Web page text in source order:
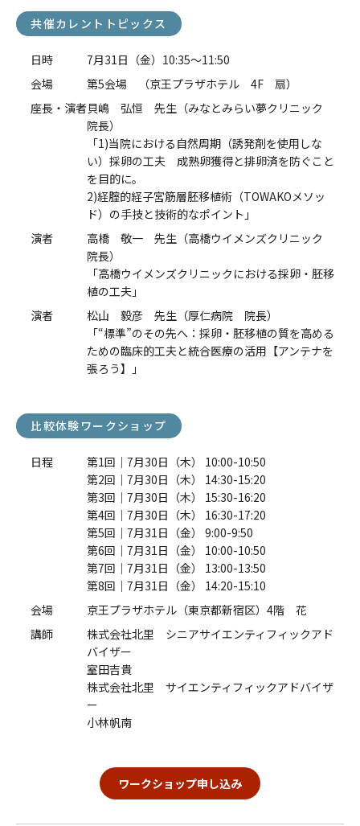
共催カレントトピックス
日時
7月31日（金）10:35～11:50
会場
第5会場 （京王プラザホテル 4F 扇）
座長・演者貝嶋 弘恒 先生（みなとみらい夢クリニック
院長）
「1)当院における自然周期（誘発剤を使用しな
い）採卵の工夫 成熟卵獲得と排卵済を防ぐこと
を目的に。
2)経腟的経子宮筋層胚移植術（TOWAKOメソッ
ド）の手技と技術的なポイント」
演者
高橋 敬一 先生（高橋ウイメンズクリニック
院長）
「高橋ウイメンズクリニックにおける採卵・胚移
植の工夫」
演者
松山 毅彦 先生（厚仁病院 院長）
「“標準”のその先へ：採卵・胚移植の質を高める
ための臨床的工夫と統合医療の活用【アンテナを
張ろう】」
比較体験ワークショップ
日程
第1回｜7月30日（木） 10:00-10:50
第2回｜7月30日（木） 14:30-15:20
第3回｜7月30日（木） 15:30-16:20
第4回｜7月30日（木） 16:30-17:20
第5回｜7月31日（金） 9:00-9:50
第6回｜7月31日（金） 10:00-10:50
第7回｜7月31日（金） 13:00-13:50
第8回｜7月31日（金） 14:20-15:10
会場
京王プラザホテル（東京都新宿区）4階 花
講師
株式会社北里 シニアサイエンティフィックアド
バイザー
室田吉貴
株式会社北里 サイエンティフィックアドバイザ
ー
小林帆南
ワークショップ申し込み